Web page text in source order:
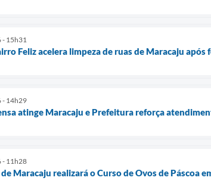
- 15h31
Feliz acelera limpeza de ruas de Maracaju após
- 14h29
atinge Maracaju e Prefeitura reforça
- 11h28
Maracaju realizará o Curso de Ovos de Páscoa